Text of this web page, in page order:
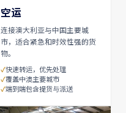
空运
连接澳大利亚与中国主要城
市，适合紧急和时效性强的货
物。
快速转运，优先处理
覆盖中澳主要城市
端到端包含提货与派送